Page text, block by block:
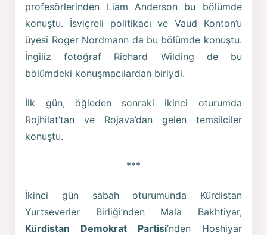
profesörlerinden Liam Anderson bu bölümde
konuştu. İsviçreli politikacı ve Vaud Konton’u
üyesi Roger Nordmann da bu bölümde konuştu.
İngiliz fotoğraf Richard Wilding de bu
bölümdeki konuşmacılardan biriydi.
İlk gün, öğleden sonraki ikinci oturumda
Rojhilat’tan ve Rojava’dan gelen temsilciler
konuştu.
***
İkinci gün sabah oturumunda Kürdistan
Yurtseverler Birliği’nden Mala Bakhtiyar,
Kürdistan Demokrat Partisi’nden Hoshiyar